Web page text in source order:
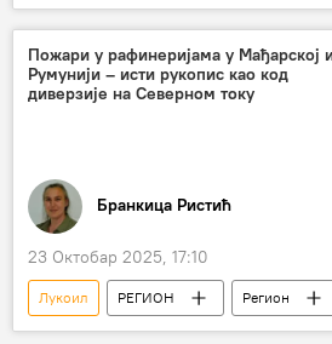
санкције
америчке санкције
антируске санкције
санкције Русији
Росњефт
Пожари у рафинеријама у Мађарској
Румунији – исти рукопис као код
диверзије на Северном току
Бранкица Ристић
23 Октобар 2025, 17:10
Лукоил РЕГИОН
Регион
Регион – политика
МОЛ